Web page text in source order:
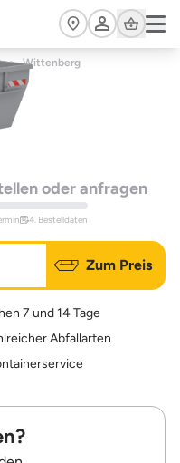
Cart
> Wittenberg
oder anfragen
4. Bestelldaten
Zum Preis
7 und 14 Tage
Abfallarten